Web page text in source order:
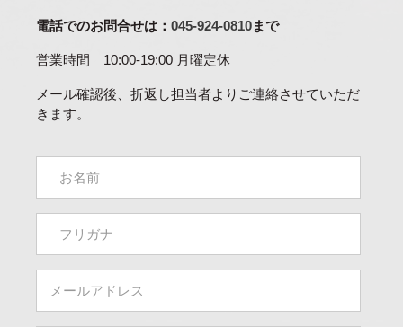
電話でのお問合せは：045-924-0810まで
営業時間 10:00-19:00 月曜定休
メール確認後、折返し担当者よりご連絡させていただ
きます。